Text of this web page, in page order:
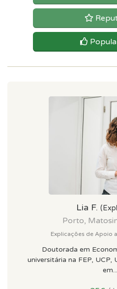
Lia F.
Porto,
Explicações de Apoio
Doutorada em
universitária na FEP, UCP,
em...